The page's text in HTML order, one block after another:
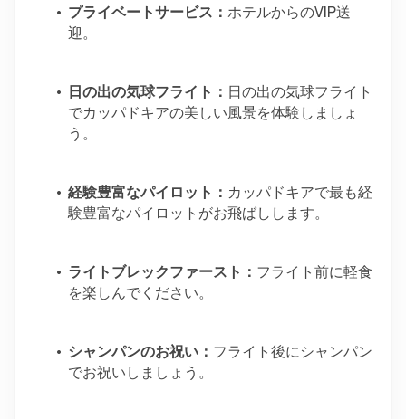
プライベートサービス： ホテルからのVIP送
迎。
日の出の気球フライト： 日の出の気球フライト
でカッパドキアの美しい風景を体験しましょ
う。
経験豊富なパイロット： カッパドキアで最も経
験豊富なパイロットがお飛ばしします。
ライトブレックファースト： フライト前に軽食
を楽しんでください。
シャンパンのお祝い： フライト後にシャンパン
でお祝いしましょう。